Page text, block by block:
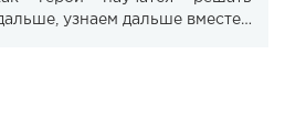
узнаем дальше вместе…